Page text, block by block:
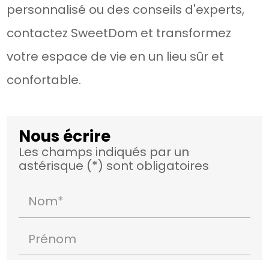
personnalisé ou des conseils d'experts,
contactez SweetDom et transformez
votre espace de vie en un lieu sûr et
confortable.
Nous écrire
Les champs indiqués par un
astérisque (*) sont obligatoires
Nom*
Prénom